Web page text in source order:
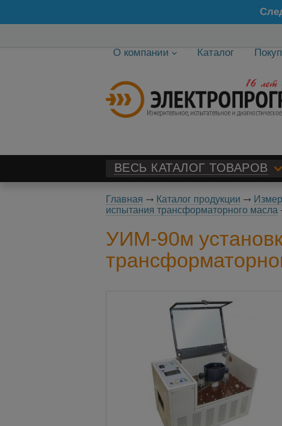
О компании
Каталог
ВЕСЬ КАТАЛОГ ТОВАРОВ
Главная Каталог продукции
испытания трансформаторного масла
УИМ-90м